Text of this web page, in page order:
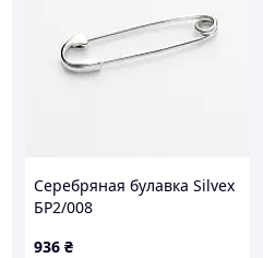
Серебряная булавка Silvex
БР2/008
936 ₴